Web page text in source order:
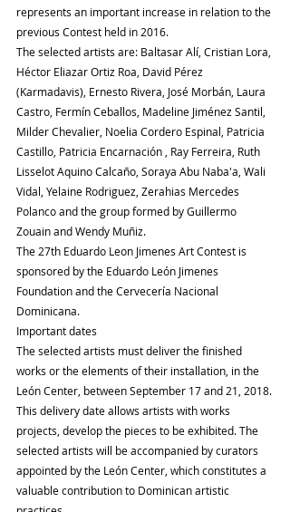
represents an important increase in relation to the
previous Contest held in 2016.
The selected artists are: Baltasar Alí, Cristian Lora,
Héctor Eliazar Ortiz Roa, David Pérez
(Karmadavis), Ernesto Rivera, José Morbán, Laura
Castro, Fermín Ceballos, Madeline Jiménez Santil,
Milder Chevalier, Noelia Cordero Espinal, Patricia
Castillo, Patricia Encarnación , Ray Ferreira, Ruth
Lisselot Aquino Calcaño, Soraya Abu Naba'a, Wali
Vidal, Yelaine Rodriguez, Zerahias Mercedes
Polanco and the group formed by Guillermo
Zouain and Wendy Muñiz.
The 27th Eduardo Leon Jimenes Art Contest is
sponsored by the Eduardo León Jimenes
Foundation and the Cervecería Nacional
Dominicana.
Important dates
The selected artists must deliver the finished
works or the elements of their installation, in the
León Center, between September 17 and 21, 2018.
This delivery date allows artists with works
projects, develop the pieces to be exhibited. The
selected artists will be accompanied by curators
appointed by the León Center, which constitutes a
valuable contribution to Dominican artistic